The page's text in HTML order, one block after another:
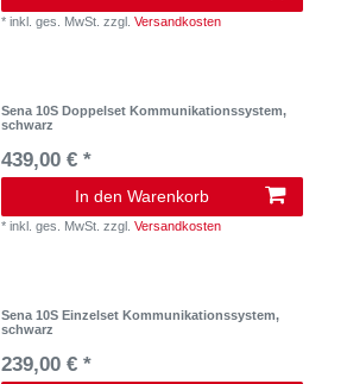
*inkl. ges. MwSt. zzgl.Versandkosten
Sena 10S Doppelset Kommunikationssystem,
schwarz
439,00 € *
In den Warenkorb
*inkl. ges. MwSt. zzgl.Versandkosten
Sena 10S Einzelset Kommunikationssystem,
schwarz
239,00 € *